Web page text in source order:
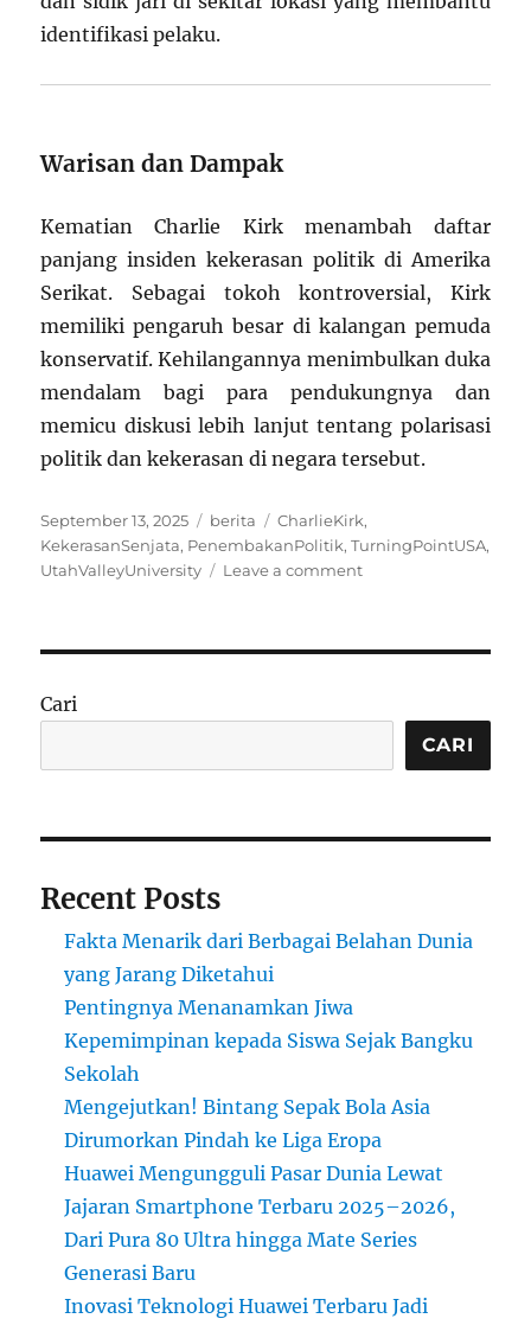
identifikasi pelaku.
Warisan dan Dampak
Kematian Charlie Kirk menambah daftar
panjang insiden kekerasan politik di Amerika
Serikat. Sebagai tokoh kontroversial, Kirk
memiliki pengaruh besar di kalangan pemuda
konservatif. Kehilangannya menimbulkan duka
mendalam bagi para pendukungnya dan
memicu diskusi lebih lanjut tentang polarisasi
politik dan kekerasan di negara tersebut.
Posted
on
September 13, 2025 Categories
berita Tags
CharlieKirk,
KekerasanSenjata, PenembakanPolitik,TurningPointUSA,
UtahValleyUniversity
Leave a commenton
Utah
University
Cari
CARI
Recent Posts
Fakta Menarik dari Berbagai Belahan Dunia
yang Jarang Diketahui
Pentingnya Menanamkan Jiwa
Kepemimpinan kepada Siswa Sejak Bangku
Sekolah
Mengejutkan! Bintang Sepak Bola Asia
Dirumorkan Pindah ke Liga Eropa
Huawei Mengungguli Pasar Dunia Lewat
Jajaran Smartphone Terbaru 2025–2026,
Dari Pura 80 Ultra hingga Mate Series
Generasi Baru
Inovasi Teknologi Huawei Terbaru Jadi